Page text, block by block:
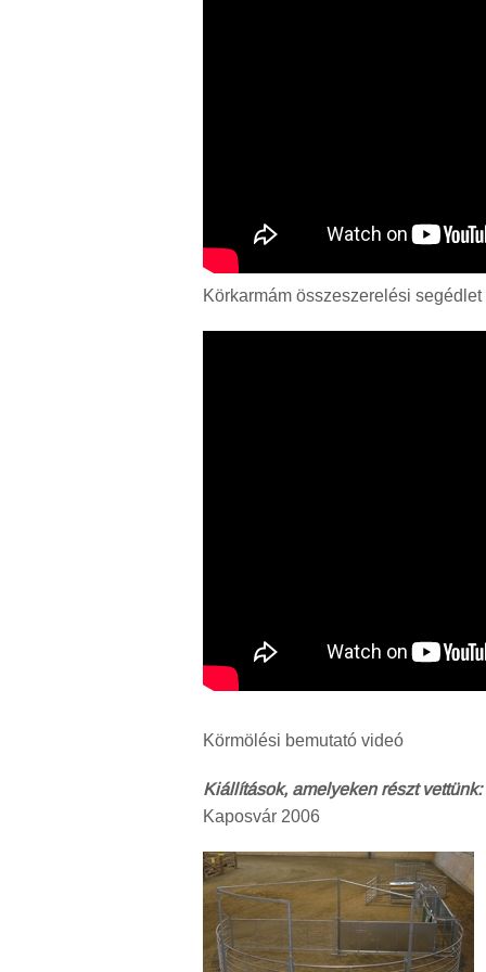
Körkarmám összeszerelési segédlet
Körmölési bemutató videó
Kiállítások, amelyeken részt vettünk:
Kaposvár 2006